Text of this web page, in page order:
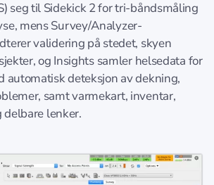
seg til Sidekick 2 for tri-båndsmåling
mens Survey/Analyzer-
validering på stedet, skyen
og Insights samler helsedata for
automatisk deteksjon av dekning,
samt varmekart, inventar,
delbare lenker.